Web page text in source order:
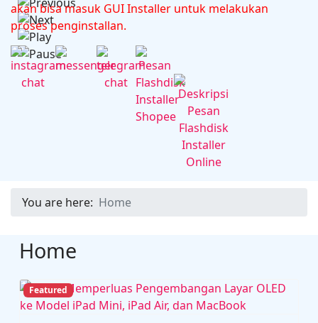
akan bisa masuk GUI Installer untuk melakukan
proses penginstallan.
You are here: Home
Home
Featured